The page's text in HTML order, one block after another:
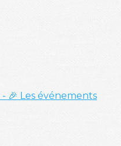
- 🎉 Les événements